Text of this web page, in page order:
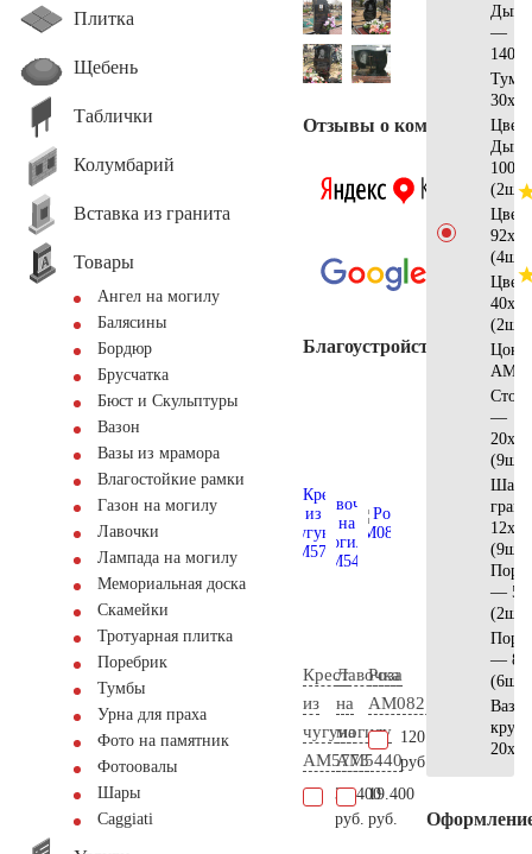
Плитка
Щебень
Таблички
Колумбарий
Вставка из гранита
Товары
Ангел на могилу
Балясины
Бордюр
Брусчатка
Бюст и Скульптуры
Вазон
Вазы из мрамора
Влагостойкие рамки
Газон на могилу
Лавочки
Лампада на могилу
Мемориальная доска
Скамейки
Тротуарная плитка
Поребрик
Тумбы
Урна для праха
Фото на памятник
Фотоовалы
Шары
Сaggiati
Отзывы о компании
Благоустройство
Крест
из
чугуна
AM5773
31.400
руб.
Лавочка
на
могилу
AM5440
19.400
руб.
Роза
AM0821
120.500
руб.
—
Дым
(2шт)
(4шт)
(2шт)
—
(9шт)
Шар
(9шт)
—
(2шт)
—
(6шт)
Ваза